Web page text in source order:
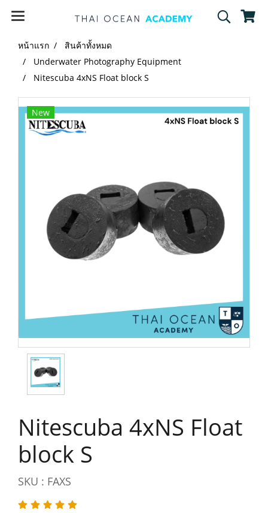
หน้าแรก
สินค้าทั้งหมด
Underwater Photography Equipment
Nitescuba 4xNS Float block S
New
Nitescuba 4xNS Float
block S
SKU : FAXS